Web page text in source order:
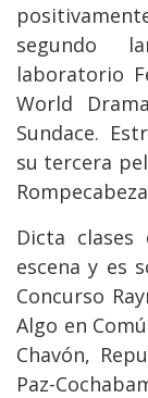
segundo
laboratorio
World
Sundace.
su tercera
Dicta
escena y es
Concurso
Algo en
Chavón,
Paz-